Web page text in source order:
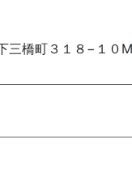
三橋町３１８−１０